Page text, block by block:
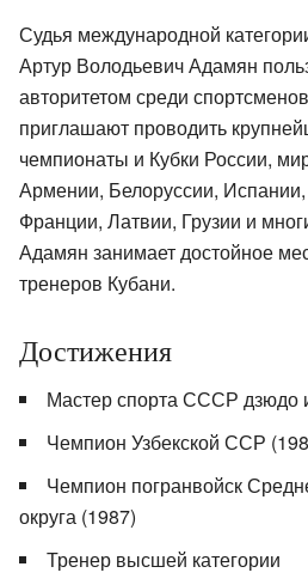
Судья международной
Артур Володьевич Адамян
авторитетом среди
приглашают проводить
чемпионаты и Кубки России,
Армении, Белоруссии,
Франции, Латвии, Грузии и
Адамян занимает достойное
тренеров Кубани.
Достижения
Мастер спорта СССР дзюдо
Чемпион Узбекской ССР
Чемпион погранвойск
округа (1987)
Тренер высшей категории